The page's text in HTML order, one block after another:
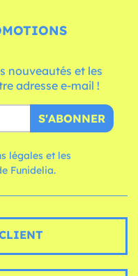
nouveautés et les
adresse e-mail !
S'ABONNER
légales et les
Funidelia.